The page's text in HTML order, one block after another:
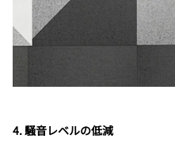
4. 騒音レベルの低減